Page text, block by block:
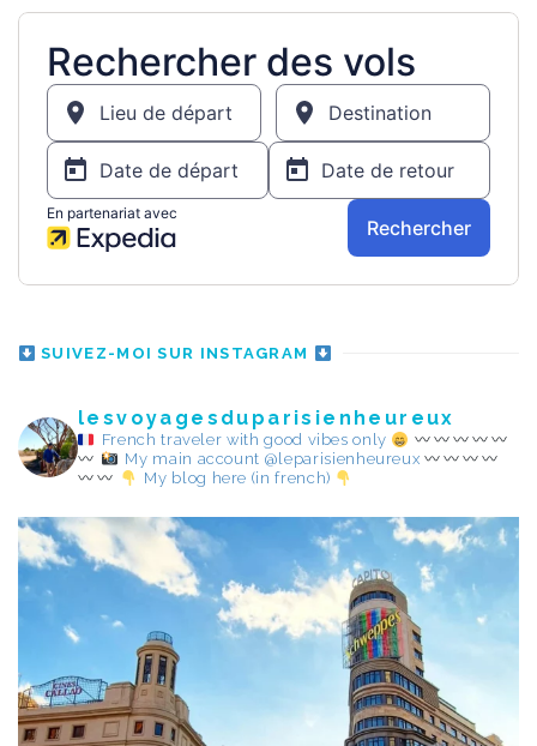
SUIVEZ-MOI SUR INSTAGRAM
lesvoyagesduparisienheureux
French traveler with good vibes only
My main account @leparisienheureux
My blog here (in french)